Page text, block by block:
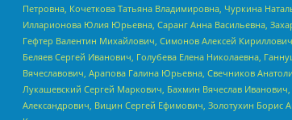
Петровна, Кочеткова Татьяна Владимировна, Чуркина
Илларионова Юлия Юрьевна, Саранг Анна Васильевна,
Гефтер Валентин Михайлович, Симонов Алексей
Беляев Сергей Иванович, Голубева Елена Николаевна,
Вячеславович, Арапова Галина Юрьевна, Свечников
Лукашевский Сергей Маркович, Бахмин Вячеслав
Александрович, Вицин Сергей Ефимович, Золотухин